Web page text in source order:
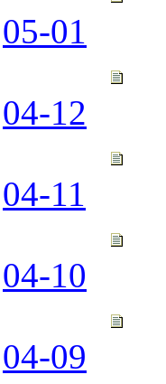
05-01
04-12
04-11
04-10
04-09